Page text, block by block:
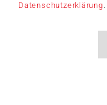
Datenschutzerklärung.